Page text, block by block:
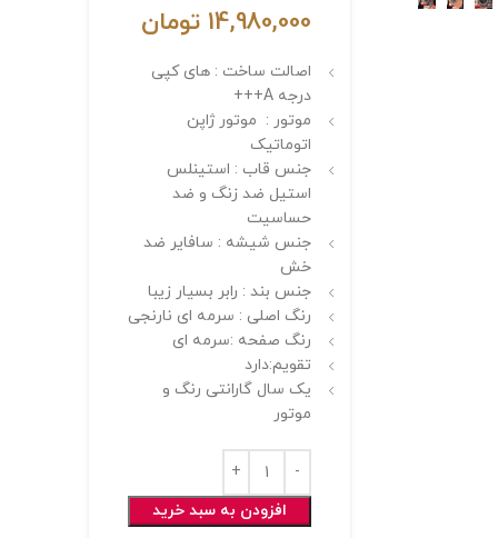
14,980,000 تومان
اصالت ساخت : های کپی
درجه A+++
موتور : موتور ژاپن
اتوماتیک
جنس قاب : استینلس
استیل ضد زنگ و ضد
حساسیت
جنس شیشه : سافایر ضد
خش
جنس بند : رابر بسیار زیبا
رنگ اصلی : سرمه ای نارنجی
رنگ صفحه :سرمه ای
تقویم:دارد
یک سال گارانتی رنگ و
موتور
افزودن به سبد خرید